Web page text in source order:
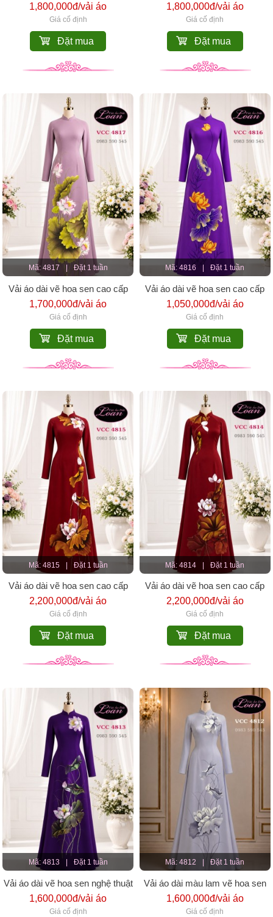
1,800,000đ/vải áo
Giá cố định
Đặt mua
1,800,000đ/vải áo
Giá cố định
Đặt mua
Mã: 4817 Đặt 1 tuần
Vải áo dài vẽ hoa sen cao cấp
1,700,000đ/vải áo
Giá cố định
Đặt mua
Mã: 4816 Đặt 1 tuần
Vải áo dài vẽ hoa sen cao cấp
1,050,000đ/vải áo
Giá cố định
Đặt mua
Mã: 4815 | Đặt 1 tuần
Vải áo dài vẽ hoa sen cao cấp
2,200,000đ/vải áo
Giá cố định
Đặt mua
Mã: 4814 | Đặt 1 tuần
Vải áo dài vẽ hoa sen cao cấp
2,200,000đ/vải áo
Giá cố định
Đặt mua
Mã: 4813 Đặt 1 tuần
Vải áo dài vẽ hoa sen nghệ thuật
1,600,000đ/vải áo
Giá cố định
Mã: 4812 Đặt 1 tuần
Vải áo dài màu lam vẽ hoa sen
đẹp
1,600,000đ/vải áo
Giá cố định